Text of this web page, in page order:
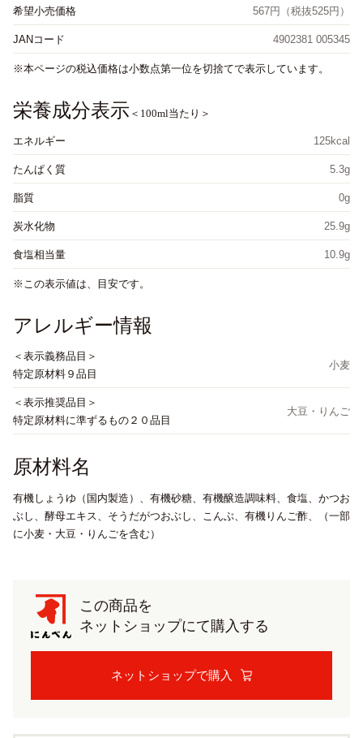
希望小売価格 567円（税抜525円）
JANコード 4902381 005345
本ページの税込価格は小数点第一位を切捨てで表示しています。
栄養成分表示 ＜100ml当たり＞
エネルギー 125kcal
たんぱく質 5.3g
脂質 0g
炭水化物 25.9g
食塩相当量 10.9g
この表示値は、目安です。
アレルギー情報
＜表示義務品目＞
特定原材料９品目
小麦
＜表示推奨品目＞
特定原材料に準ずるもの２０品目
大豆・りんご
原材料名
有機しょうゆ（国内製造）、有機砂糖、有機醸造調味料、食塩、かつお
ぶし、酵母エキス、そうだがつおぶし、こんぶ、有機りんご酢、（一部
に小麦・大豆・りんごを含む）
この商品を
ネットショップにて購入する
ネットショップで購入